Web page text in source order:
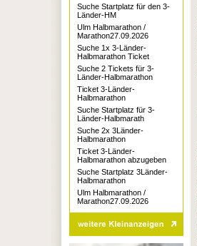
Suche Startplatz für den 3-
Länder-HM
Ulm Halbmarathon /
Marathon27.09.2026
Suche 1x 3-Länder-
Halbmarathon Ticket
Suche 2 Tickets für 3-
Länder-Halbmarathon
Ticket 3-Länder-
Halbmarathon
Suche Startplatz für 3-
Länder-Halbmarath
Suche 2x 3Länder-
Halbmarathon
Ticket 3-Länder-
Halbmarathon abzugeben
Suche Startplatz 3Länder-
Halbmarathon
Ulm Halbmarathon /
Marathon27.09.2026